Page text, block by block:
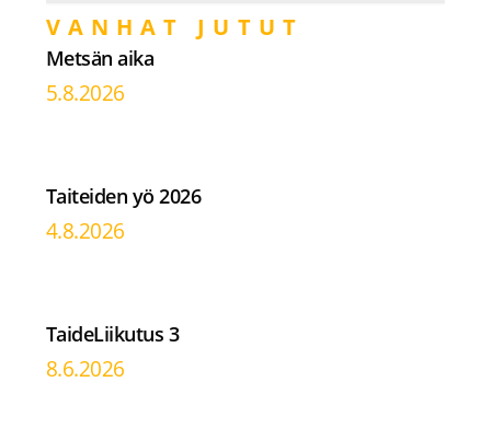
VANHAT JUTUT
Metsän aika
5.8.2026
Taiteiden yö 2026
4.8.2026
TaideLiikutus 3
8.6.2026